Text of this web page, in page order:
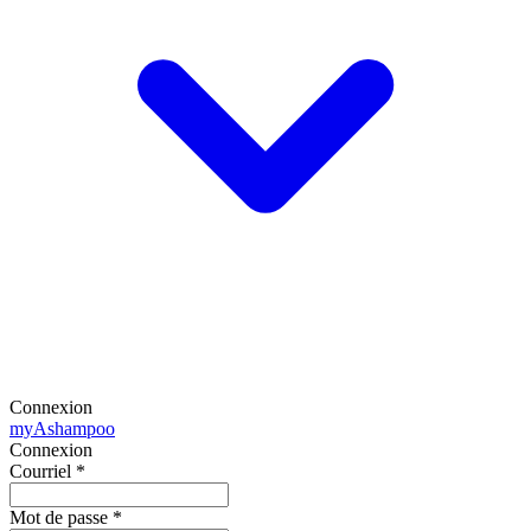
Connexion
myAshampoo
Connexion
Courriel *
Mot de passe *